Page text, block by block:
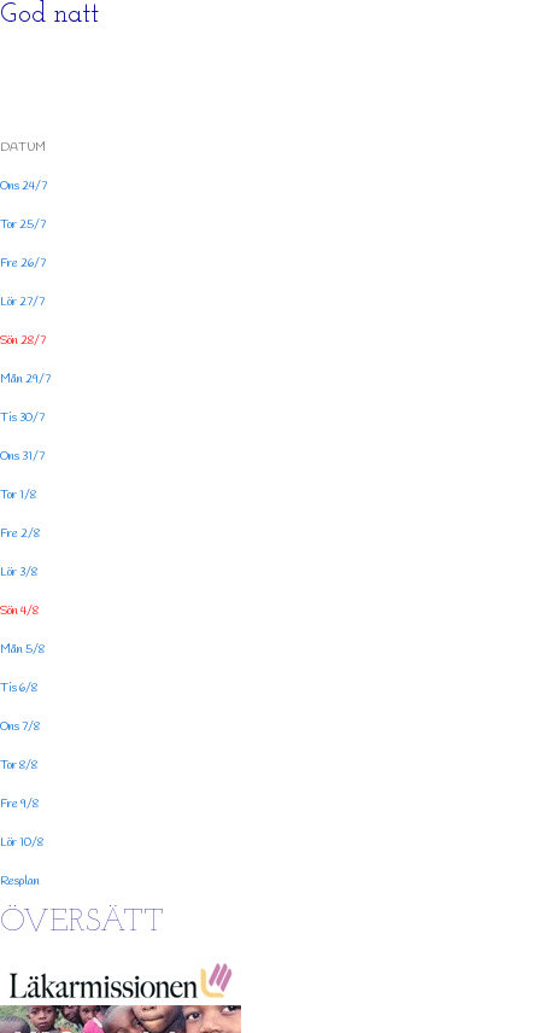
God natt
DATUM
Ons 24/7
Tor 25/7
Fre 26/7
Lör 27/7
Sön 28/7
Mån 29/7
Tis 30/7
Ons 31/7
Tor 1/8
Fre 2/8
Lör 3/8
Sön 4/8
Mån 5/8
Tis 6/8
Ons 7/8
Tor 8/8
Fre 9/8
Lör 10/8
Resplan
ÖVERSÄTT